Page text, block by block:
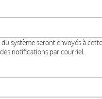
système seront envoyés à
notifications par courriel.